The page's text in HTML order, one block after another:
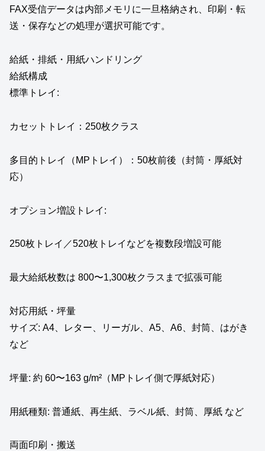
FAX受信データは内部メモリに一旦格納され、印刷・転
送・保存などの処理が選択可能です。
給紙・排紙・用紙ハンドリング
給紙構成
標準トレイ:
カセットトレイ：250枚クラス
多目的トレイ（MPトレイ）：50枚前後（封筒・厚紙対
応）
オプション増設トレイ:
250枚トレイ／520枚トレイなどを複数段増設可能
最大給紙枚数は 800〜1,300枚クラスまで拡張可能
対応用紙・坪量
サイズ: A4、レター、リーガル、A5、A6、封筒、はがき
など
坪量: 約 60〜163 g/m²（MPトレイ側で厚紙対応）
用紙種類: 普通紙、再生紙、ラベル紙、封筒、厚紙 など
両面印刷・搬送